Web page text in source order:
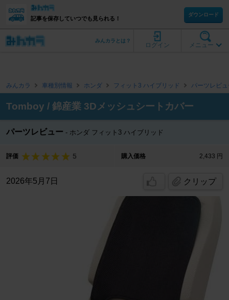
記事を保存していつでも見られる！
ダウンロード
メニュー
ログイン
みんカラとは？
みんカラ 車種別情報 ホンダ フィット3 ハイブリッド パーツレビ
Tomboy / 錦産業 3Dメッシュシートカバー
パーツレビュー ホンダ フィット3 ハイブリッド
評価 5 購入価格 2,433 円
2026年5月7日 クリップ